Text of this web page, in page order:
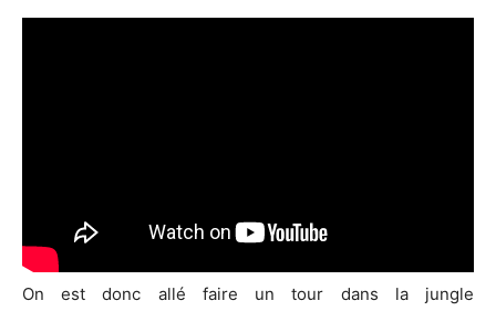
On est donc allé faire un tour dans la jungle